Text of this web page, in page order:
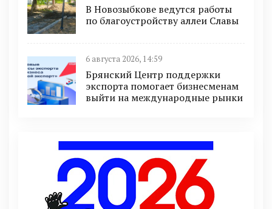
В Новозыбкове ведутся работы
по благоустройству аллеи Славы
6 августа 2026, 14:59
Брянский Центр поддержки
экспорта помогает бизнесменам
выйти на международные рынки